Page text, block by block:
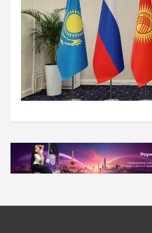
Навигация
по